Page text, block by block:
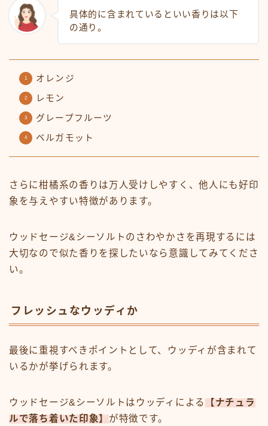
具体的に含まれているといい香りは以下
の通り。
オレンジ
レモン
グレープフルーツ
ベルガモット
さらに柑橘系の香りは万人受けしやすく、他人にも好印
象を与えやすい特徴があります。
ウッドセージ&シーソルトのさわやかさを再現するには
大切なので似た香りを探したいなら意識してみてくださ
い。
フレッシュなウッディか
最後に重視すべきポイントとして、ウッディが含まれて
いるかが挙げられます。
ウッドセージ&シーソルトはウッディによる
【ナチュラ
ルで落ち着いた印象】 が特徴です。